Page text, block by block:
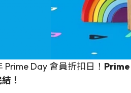
Day 會員折扣日！ Prime
！